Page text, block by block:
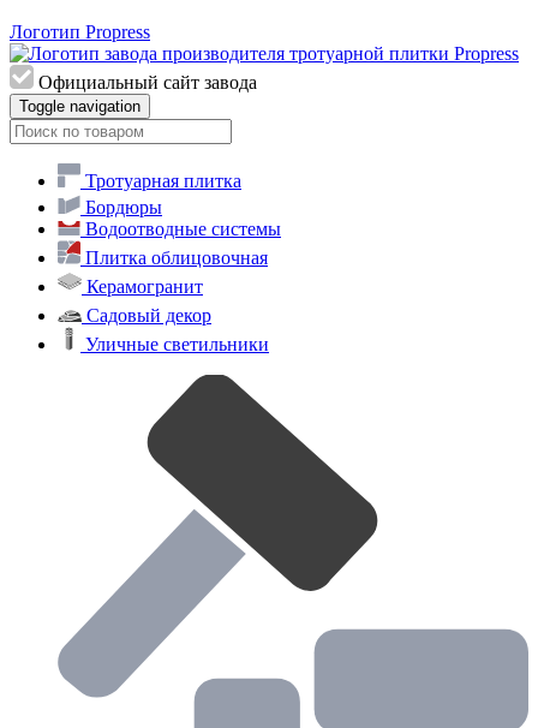
Логотип Propress
Официальный сайт завода
Toggle navigation
Тротуарная плитка
Бордюры
Водоотводные системы
Плитка облицовочная
Керамогранит
Садовый декор
Уличные светильники